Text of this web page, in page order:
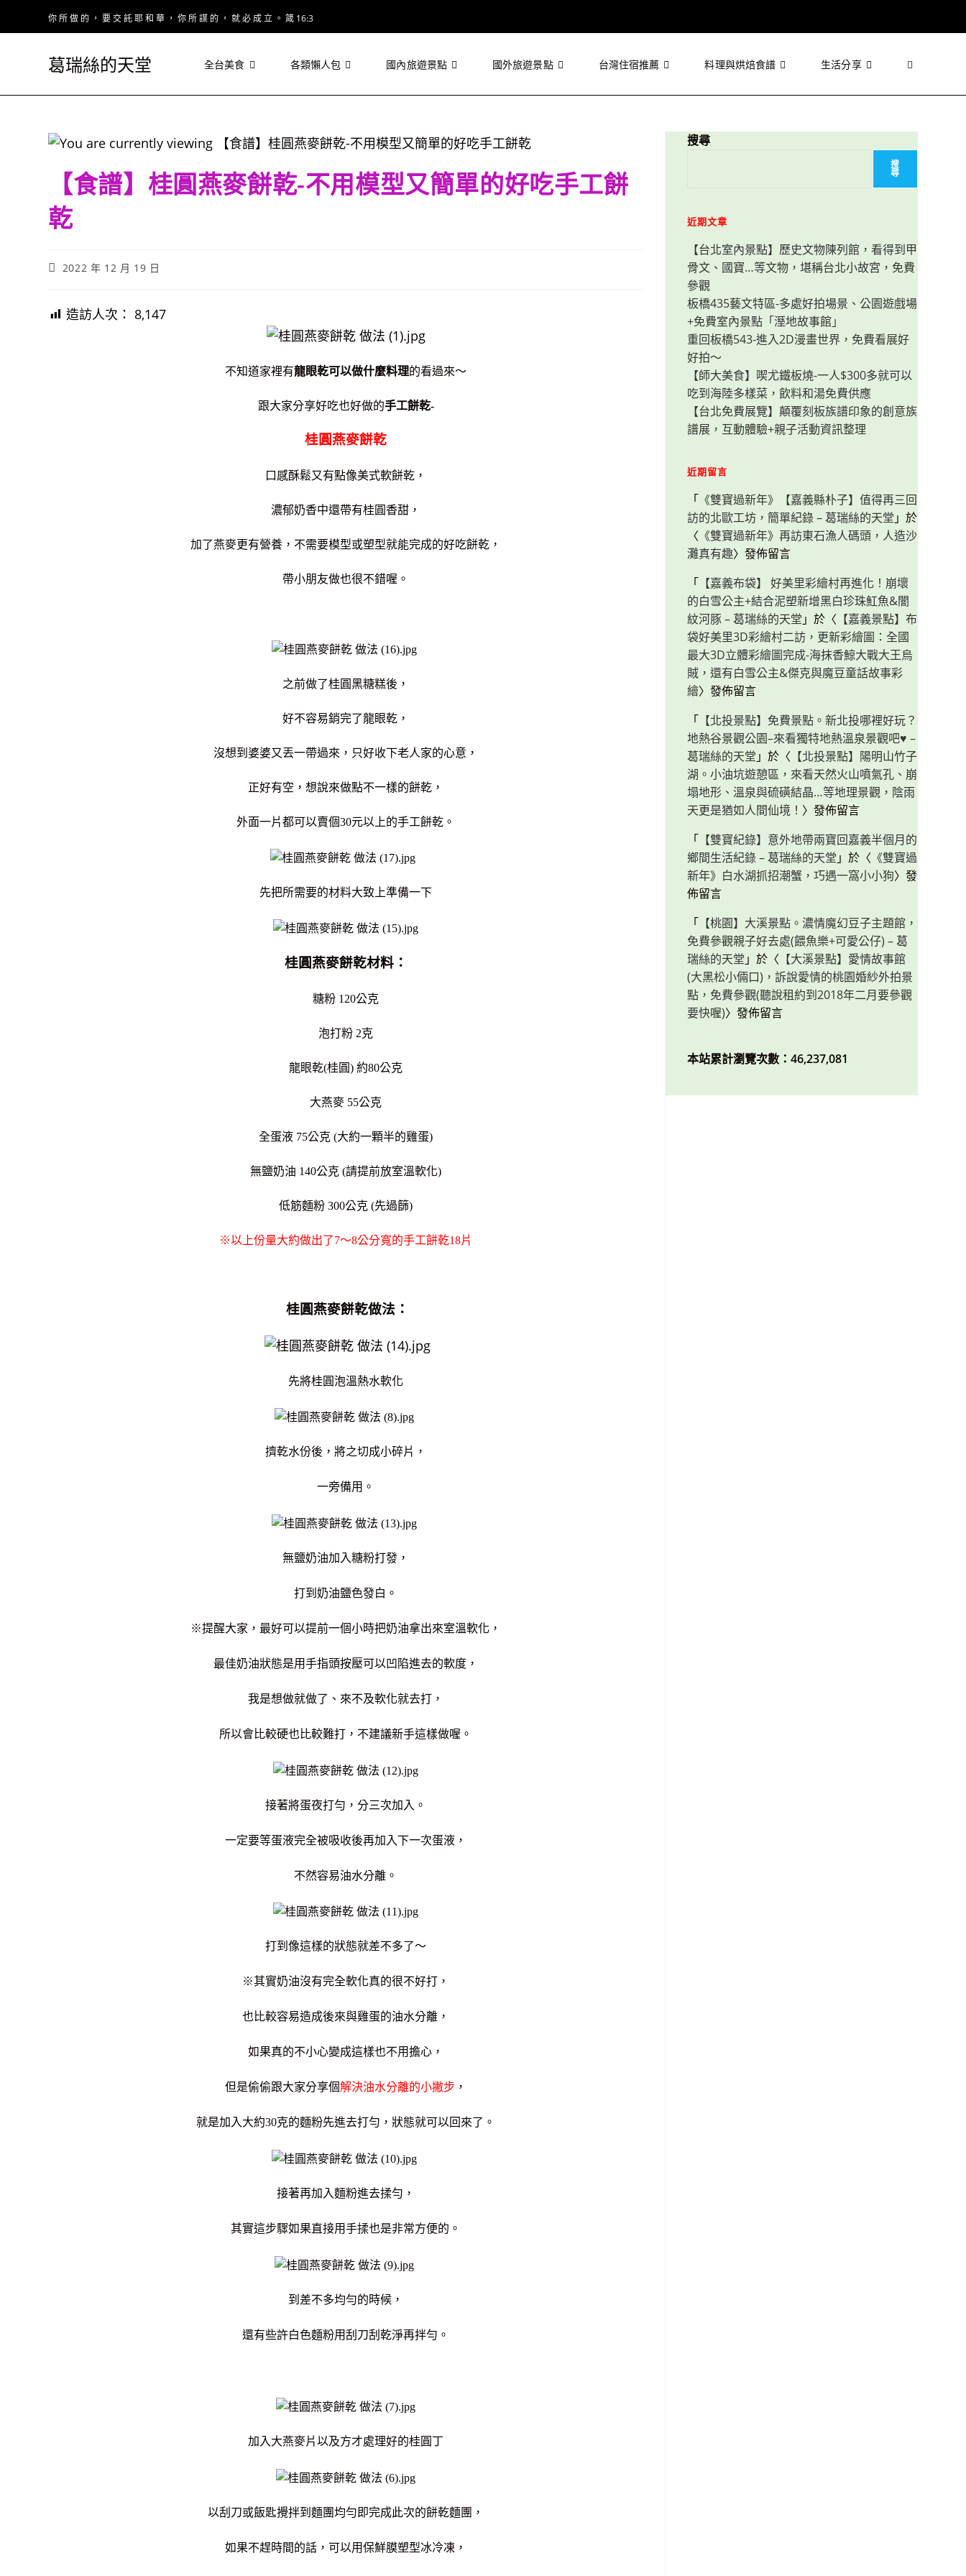
你 所 做 的 ， 要 交 託 耶 和 華 ， 你 所 謀 的 ， 就 必 成 立 。 箴 16:3
葛瑞絲的天堂 全台美食 各類懶人包 國內旅遊景點 國外旅遊景點 台灣住宿推薦 料理與烘焙食譜 生活分享 Toggle
search
【食譜】桂圓燕麥餅乾-不用模型又簡單的好吃手工餅
乾
Post2022 年 12 月 19 日
造訪人次： 8,147
不知道家裡有龍眼乾可以做什麼料理的看過來～
跟大家分享好吃也好做的手工餅乾-
桂圓燕麥餅乾
口感酥鬆又有點像美式軟餅乾，
濃郁奶香中還帶有桂圓香甜，
加了燕麥更有營養，不需要模型或塑型就能完成的好吃餅乾，
帶小朋友做也很不錯喔。
之前做了桂圓黑糖糕後，
好不容易銷完了龍眼乾，
沒想到婆婆又丟一帶過來，只好收下老人家的心意，
正好有空，想說來做點不一樣的餅乾，
外面一片都可以賣個30元以上的手工餅乾。
先把所需要的材料大致上準備一下
桂圓燕麥餅乾材料：
糖粉 120公克
泡打粉 2克
龍眼乾(桂圓) 約80公克
大燕麥 55公克
全蛋液 75公克 (大約一顆半的雞蛋)
無鹽奶油 140公克 (請提前放室溫軟化)
低筋麵粉 300公克 (先過篩)
※以上份量大約做出了7～8公分寬的手工餅乾18片
桂圓燕麥餅乾做法：
先將桂圓泡溫熱水軟化
擠乾水份後，將之切成小碎片，
一旁備用。
無鹽奶油加入糖粉打發，
打到奶油鹽色發白。
※提醒大家，最好可以提前一個小時把奶油拿出來室溫軟化，
最佳奶油狀態是用手指頭按壓可以凹陷進去的軟度，
我是想做就做了、來不及軟化就去打，
所以會比較硬也比較難打，不建議新手這樣做喔。
接著將蛋夜打勻，分三次加入。
一定要等蛋液完全被吸收後再加入下一次蛋液，
不然容易油水分離。
打到像這樣的狀態就差不多了～
※其實奶油沒有完全軟化真的很不好打，
也比較容易造成後來與雞蛋的油水分離，
如果真的不小心變成這樣也不用擔心，
但是偷偷跟大家分享個解決油水分離的小撇步 ，
就是加入大約30克的麵粉先進去打勻，狀態就可以回來了。
接著再加入麵粉進去揉勻，
其實這步驟如果直接用手揉也是非常方便的。
到差不多均勻的時候，
還有些許白色麵粉用刮刀刮乾淨再拌勻。
加入大燕麥片以及方才處理好的桂圓丁
以刮刀或飯匙攪拌到麵團均勻即完成此次的餅乾麵團，
如果不趕時間的話，可以用保鮮膜塑型冰冷凍，
搜尋
搜
尋
近期文章
【台北室內景點】歷史文物陳列館，看得到甲
骨文、國寶…等文物，堪稱台北小故宮，免費
參觀
板橋435藝文特區-多處好拍場景、公園遊戲場
+免費室內景點「溼地故事館」
重回板橋543-進入2D漫畫世界，免費看展好
好拍～
【師大美食】喫尤鐵板燒-一人$300多就可以
吃到海陸多樣菜，飲料和湯免費供應
【台北免費展覽】顛覆刻板族譜印象的創意族
譜展，互動體驗+親子活動資訊整理
近期留言
「 《雙寶過新年》【嘉義縣朴子】值得再三回
訪的北歐工坊，簡單紀錄 – 葛瑞絲的天堂 」於
〈 《雙寶過新年》再訪東石漁人碼頭，人造沙
灘真有趣〉發佈留言
「 【嘉義布袋】 好美里彩繪村再進化！崩壞
的白雪公主+結合泥塑新增黑白珍珠魟魚&闇
紋河豚 – 葛瑞絲的天堂 」於〈 【嘉義景點】布
袋好美里3D彩繪村二訪，更新彩繪圖：全國
最大3D立體彩繪圖完成-海抹香鯨大戰大王烏
賊，還有白雪公主&傑克與魔豆童話故事彩
繪〉發佈留言
「 【北投景點】免費景點。新北投哪裡好玩？
地熱谷景觀公園–來看獨特地熱溫泉景觀吧♥ –
葛瑞絲的天堂 」於〈 【北投景點】陽明山竹子
湖。小油坑遊憩區，來看天然火山噴氣孔、崩
塌地形、溫泉與硫磺結晶…等地理景觀，陰雨
天更是猶如人間仙境！ 〉發佈留言
「 【雙寶紀錄】意外地帶兩寶回嘉義半個月的
鄉間生活紀錄 – 葛瑞絲的天堂 」於〈 《雙寶過
新年》白水湖抓招潮蟹，巧遇一窩小小狗〉發
佈留言
「 【桃園】大溪景點。濃情魔幻豆子主題館，
免費參觀親子好去處(餵魚樂+可愛公仔) – 葛
瑞絲的天堂 」於〈 【大溪景點】愛情故事館
(大黑松小倆口)，訴說愛情的桃園婚紗外拍景
點，免費參觀(聽說租約到2018年二月要參觀
要快喔)〉發佈留言
本站累計瀏覽次數：46,237,081